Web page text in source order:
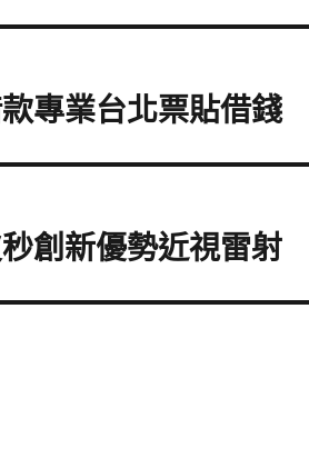
專業台北票貼借錢
創新優勢近視雷射